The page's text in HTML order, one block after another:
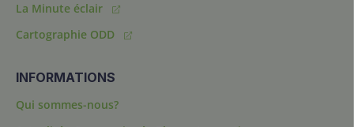
La Minute éclair
Cartographie ODD
INFORMATIONS
Qui sommes-nous?